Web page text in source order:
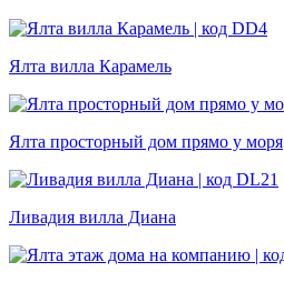
Ялта вилла Карамель
Ялта просторный дом прямо у моря
Ливадия вилла Диана